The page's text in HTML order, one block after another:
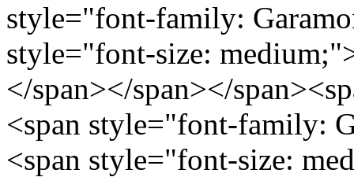
style="font-family:
style="font-size:
</span></span></
<span style="font-family:
<span style="font-size: